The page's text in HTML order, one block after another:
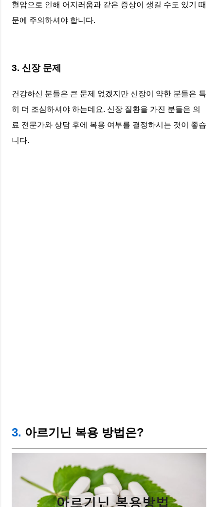
혈압으로 인해 어지러움과 같은 증상이 생길 수도 있기 때
문에 주의하셔야 합니다.
3. 신장 문제
건강하신 분들은 큰 문제 없겠지만 신장이 약한 분들은 특
히 더 조심하셔야 하는데요. 신장 질환을 가진 분들은 의
료 전문가와 상담 후에 복용 여부를 결정하시는 것이 좋습
니다.
3. 아르기닌 복용 방법은?